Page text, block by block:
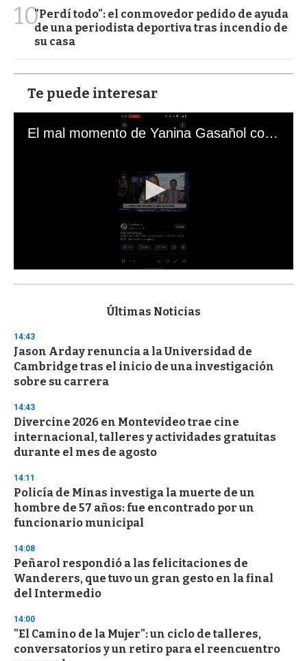
10"Perdí todo": el conmovedor pedido de ayuda
de una periodista deportiva tras incendio de
su casa
Te puede interesar
El mal momento de Yanina Gasañol con un hincha argentino en "Subrayado"
s
d
s
o
f
3
s
e
c
o
n
Últimas Noticias
14:43
Jason Arday renuncia a la Universidad de
Cambridge tras el inicio de una investigación
sobre su carrera
14:43
Divercine 2026 en Montevideo trae cine
internacional, talleres y actividades gratuitas
durante el mes de agosto
14:11
Policía de Minas investiga la muerte de un
hombre de 57 años: fue encontrado por un
funcionario municipal
14:08
Peñarol respondió a las felicitaciones de
Wanderers, que tuvo un gran gesto en la final
del Intermedio
14:00
"El Camino de la Mujer": un ciclo de talleres,
conversatorios y un retiro para el reencuentro